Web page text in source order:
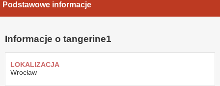
Podstawowe informacje
Informacje o tangerine1
LOKALIZACJA
Wrocław